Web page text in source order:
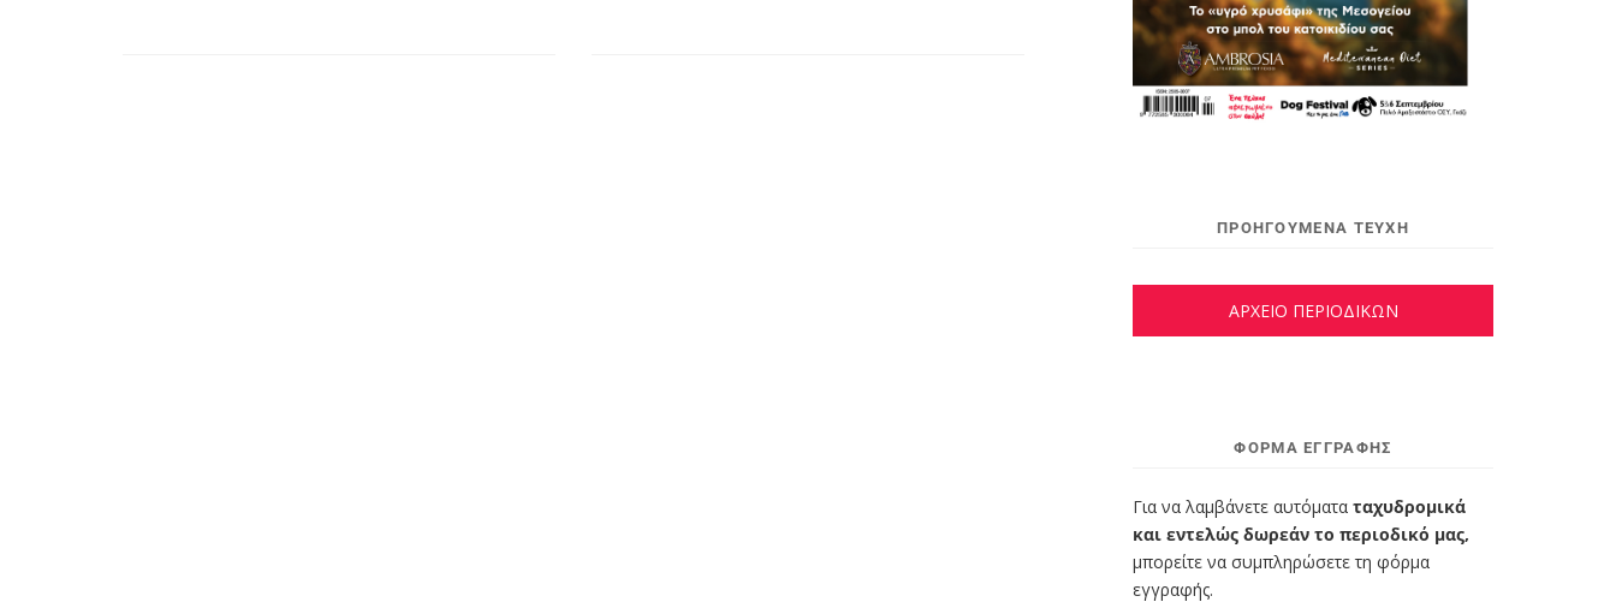
ΠΡΟΗΓΟΥΜΕΝΑ ΤΕΥΧΗ
ΑΡΧΕΙΟ ΠΕΡΙΟΔΙΚΩΝ
ΦΌΡΜΑ ΕΓΓΡΑΦΉΣ
Για να λαμβάνετε αυτόματα ταχυδρομικά
και εντελώς δωρεάν το περιοδικό μας,
μπορείτε να συμπληρώσετε τη φόρμα
εγγραφής.